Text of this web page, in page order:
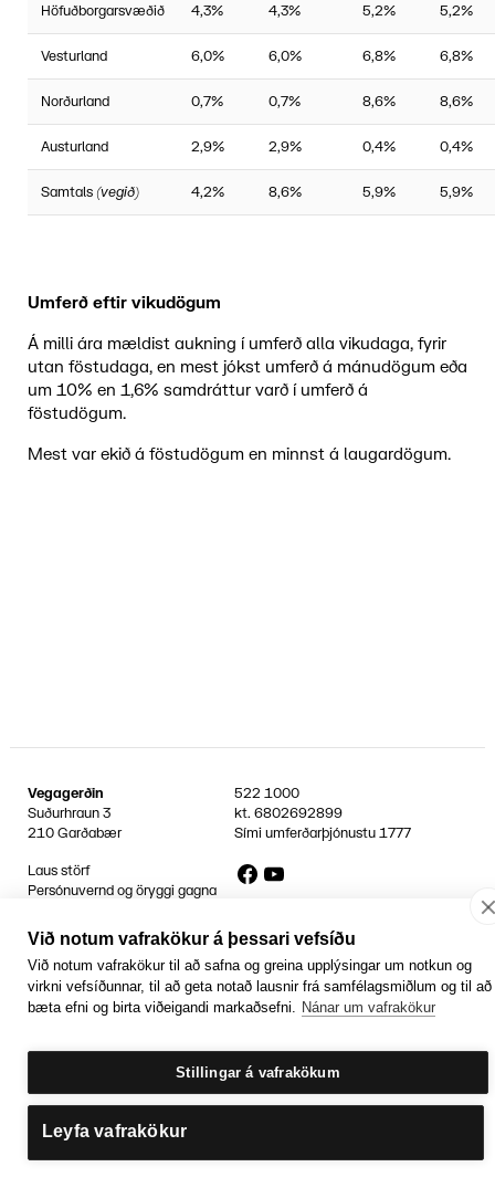
Höfuðborgarsvæðið 4,3% 4,3% 5,2% 5,2%
Vesturland 6,0% 6,0% 6,8% 6,8%
Norðurland 0,7% 0,7% 8,6% 8,6%
Austurland 2,9% 2,9% 0,4% 0,4%
Samtals (vegið) 4,2% 8,6% 5,9% 5,9%
Umferð eftir vikudögum
Á milli ára mældist aukning í umferð alla vikudaga, fyrir
utan föstudaga, en mest jókst umferð á mánudögum eða
um 10% en 1,6% samdráttur varð í umferð á
föstudögum.
Mest var ekið á föstudögum en minnst á laugardögum.
Vegagerðin
Suðurhraun 3
210 Garðabær
522 1000
kt.6802692899
Sími umferðarþjónustu1777
Laus störf
Persónuvernd og öryggi gagna
Rafrænir reikningar
FacebookYouTube
Jafnlaunavottun
Græn Skref
Við notum vafrakökur á þessari vefsíðu
Við notum vafrakökur til að safna og greina upplýsingar um notkun og
virkni vefsíðunnar, til að geta notað lausnir frá samfélagsmiðlum og til að
bæta efni og birta viðeigandi markaðsefni. Nánar um vafrakökur
Stillingar á vafrakökum
Leyfa vafrakökur